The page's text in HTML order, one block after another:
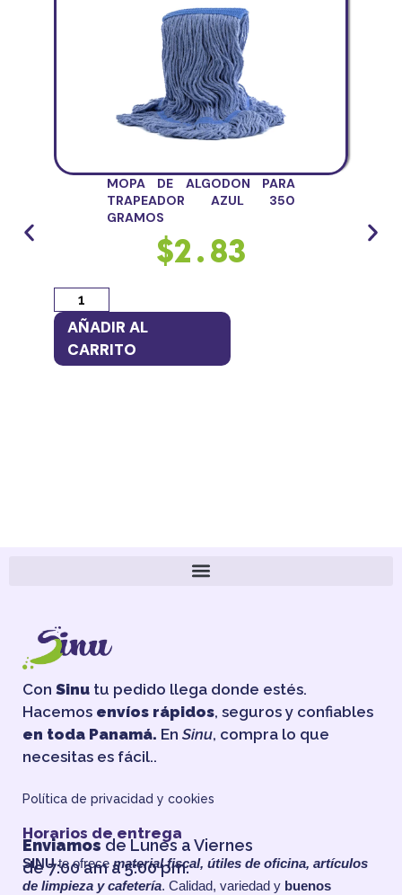
MOPA DE ALGODON PARA
TRAPEADOR AZUL 350
GRAMOS
$2.83
AÑADIR AL
CARRITO
Con Sinu tu pedido llega donde estés.
Hacemos envíos rápidos, seguros y confiables
en toda Panamá. En Sinu, compra lo que
necesitas es fácil..
Política de privacidad y cookies
Horarios de entrega
Enviamos de Lunes a Viernes
de 7:00 am a 5:00 pm.
SINUte ofrecematerial fiscal, útiles de oficina, artículos
de limpieza y cafetería. Calidad, variedad y buenos